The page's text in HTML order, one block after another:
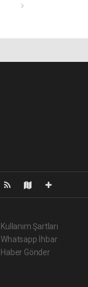
Kullanım Şartları
Whatsapp İhbar
Haber Gönder